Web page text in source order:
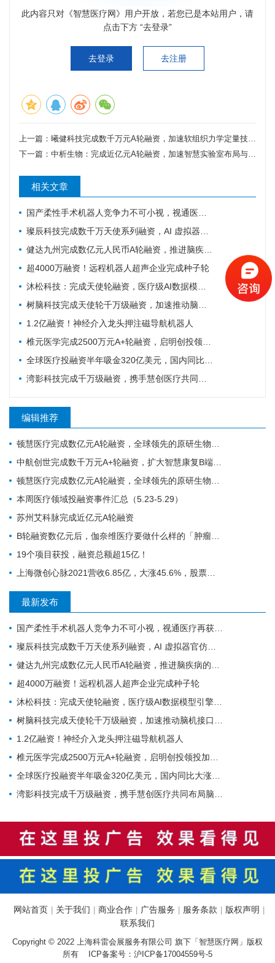
此内容只对《智慧医疗网》用户开放，若您已是本站用户，请
点击下方 “去登录”
去登录 去注册
上一篇： 曦健科技完成数千万元A轮融资，加速软组织力学定量技术产业化
下一篇： 中析生物：完成近亿元A轮融资，加速智慧实验室布局与全球化拓展
相关文章
国产柔性手术机器人竞争力不可小视，视通医疗再获一轮融资
璨辰科技完成数千万天使系列融资，AI 虚拟器官仿真平台加速落地
健达九州完成数亿元人民币A轮融资，推进脑疾病的精准疗法加速上市
超4000万融资！远程机器人超声企业完成种子轮
沐松科技：完成天使轮融资，医疗级AI数据模型引擎布局具身智能医疗场景数据集
树脑科技完成天使轮千万级融资，加速推动脑机接口与脑磁图技术国产化普及
1.2亿融资！神经介入龙头押注磁导航机器人
椎元医学完成2500万元A+轮融资，启明创投领投加码骨科细胞疗法
全球医疗投融资半年吸金320亿美元，国内同比大涨214%！
湾影科技完成千万级融资，携手慧创医疗共同布局脑部代谢影像产业
编辑推荐
顿慧医疗完成数亿元A轮融资，全球领先的原研生物标志物研发、转化和商业化的IVD公司
中航创世完成数千万元A+轮融资，扩大智慧康复B端和C端谱系化新品研发
顿慧医疗完成数亿元A轮融资，全球领先的原研生物标志物研发、转化和商业化的IVD公司
本周医疗领域投融资事件汇总（5.23-5.29）
苏州艾科脉完成近亿元A轮融资
B轮融资数亿元后，伽奈维医疗要做什么样的「肿瘤微创机器人」？
19个项目获投，融资总额超15亿！
上海微创心脉2021营收6.85亿，大涨45.6%，股票涨停！
最新发布
国产柔性手术机器人竞争力不可小视，视通医疗再获一轮融资
璨辰科技完成数千万天使系列融资，AI 虚拟器官仿真平台加速落地
健达九州完成数亿元人民币A轮融资，推进脑疾病的精准疗法加速上市
超4000万融资！远程机器人超声企业完成种子轮
沐松科技：完成天使轮融资，医疗级AI数据模型引擎布局具身智能医疗场景数据集
树脑科技完成天使轮千万级融资，加速推动脑机接口与脑磁图技术国产化普及
1.2亿融资！神经介入龙头押注磁导航机器人
椎元医学完成2500万元A+轮融资，启明创投领投加码骨科细胞疗法
全球医疗投融资半年吸金320亿美元，国内同比大涨214%！
湾影科技完成千万级融资，携手慧创医疗共同布局脑部代谢影像产业
网站首页 关于我们 商业合作 广告服务 服务条款 版权声明
联系我们
Copyright © 2022 上海科雷会展服务有限公司 旗下「智慧医疗网」版权
所有 ICP备案号： 沪ICP备17004559号-5